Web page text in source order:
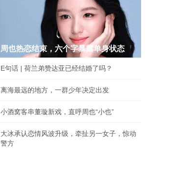
周也热恋结束，六个字暴露单身状态
E句话 | 荷兰弟赞达亚已经结婚了吗？
离海最远的地方，一群少年决定出发
小酒窝客串董璇新戏，直呼周也“小也”
大冰承认恋情风波升级，牵扯另一女子，惊动
警方